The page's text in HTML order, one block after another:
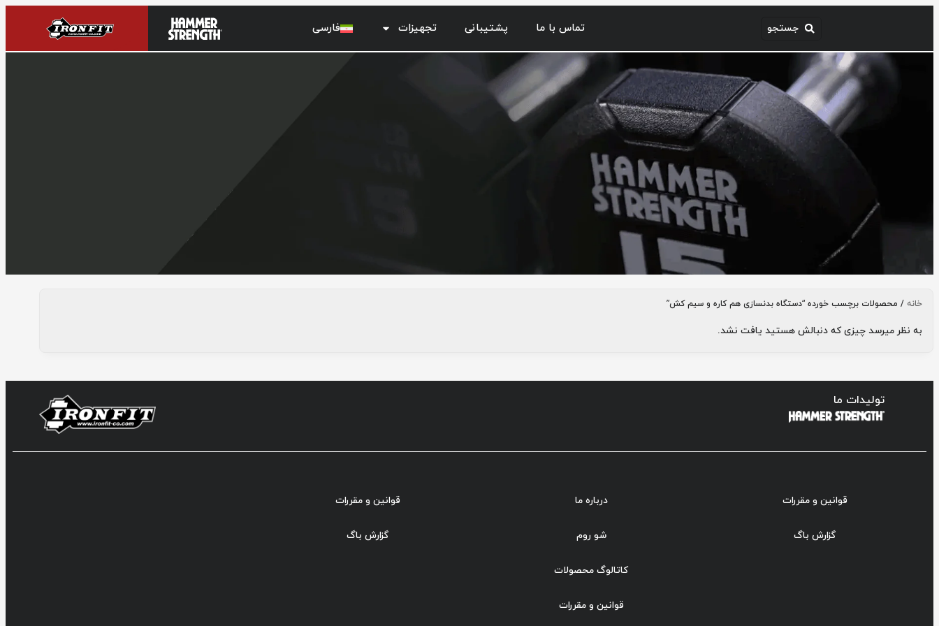
تماس با ما پشتیبانی تجهیزات فارسی
کش
خانه / محصولات برچسب خورده “دستگاه بدنسازی هم کاره و سیم کش”
به نظر میرسد چیزی که دنبالش هستید یافت نشد.
تولیدات ما
قوانین و مقررات
گزارش باگ
درباره ما
شو روم
کاتالوگ محصولات
قوانین و مقررات
قوانین و مقررات
گزارش باگ